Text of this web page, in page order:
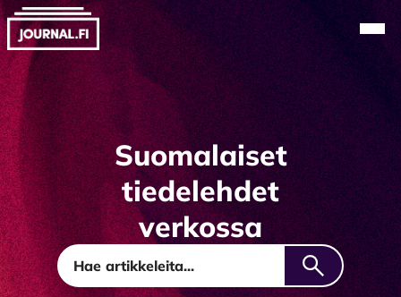
Alkuun
Journal.fi
Suomalaiset
tiedelehdet
verkossa
Hae